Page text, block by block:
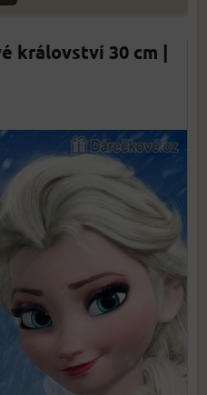
království 30 cm |